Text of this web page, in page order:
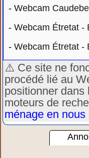
-Webcam
-Webcam Étretat -
-Webcam Étretat -
⚠️ Ce site ne
procédé lié au
positionner dans
moteurs de
ménage en